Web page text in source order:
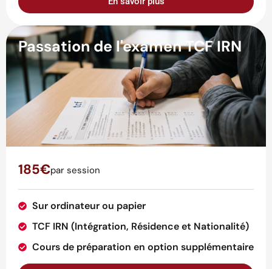
Passation de l'examen TCF IRN
185€par session
Sur ordinateur ou papier
TCF IRN (Intégration, Résidence et Nationalité)
Cours de préparation en option supplémentaire